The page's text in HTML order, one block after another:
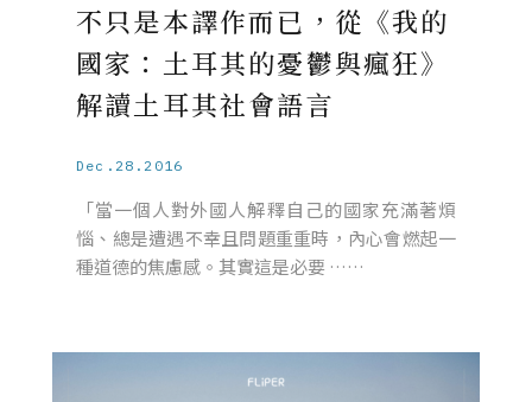
不只是本譯作而已，從《我的
國家：土耳其的憂鬱與瘋狂》
解讀土耳其社會語言
Dec.28.2016
「當一個人對外國人解釋自己的國家充滿著煩
惱、總是遭遇不幸且問題重重時，內心會燃起一
種道德的焦慮感。其實這是必要 ……